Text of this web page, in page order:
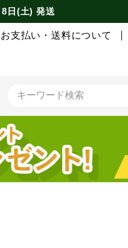
日(土) 発送
お支払い・送料について